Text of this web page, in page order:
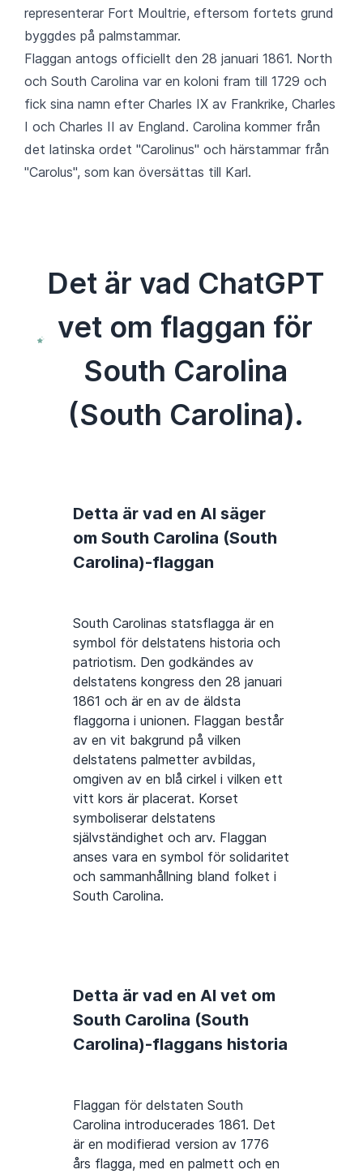
representerar Fort Moultrie, eftersom fortets grund
byggdes på palmstammar.
Flaggan antogs officiellt den 28 januari 1861. North
och South Carolina var en koloni fram till 1729 och
fick sina namn efter Charles IX av Frankrike, Charles
I och Charles II av England. Carolina kommer från
det latinska ordet "Carolinus" och härstammar från
"Carolus", som kan översättas till Karl.
Det är vad ChatGPT
vet om flaggan för
South Carolina
(South Carolina).
Detta är vad en AI säger
om South Carolina (South
Carolina)-flaggan
South Carolinas statsflagga är en
symbol för delstatens historia och
patriotism. Den godkändes av
delstatens kongress den 28 januari
1861 och är en av de äldsta
flaggorna i unionen. Flaggan består
av en vit bakgrund på vilken
delstatens palmetter avbildas,
omgiven av en blå cirkel i vilken ett
vitt kors är placerat. Korset
symboliserar delstatens
självständighet och arv. Flaggan
anses vara en symbol för solidaritet
och sammanhållning bland folket i
South Carolina.
Detta är vad en AI vet om
South Carolina (South
Carolina)-flaggans historia
Flaggan för delstaten South
Carolina introducerades 1861. Det
är en modifierad version av 1776
års flagga, med en palmett och en